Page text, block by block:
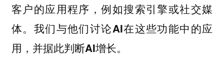
客户的应用程序，例如搜索引擎或社交媒
体。我们与他们讨论AI在这些功能中的应
用，并据此判断AI增长。